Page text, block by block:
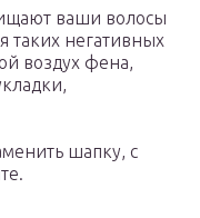
ваши волосы
таких негативных
воздух фена,
шапку, с